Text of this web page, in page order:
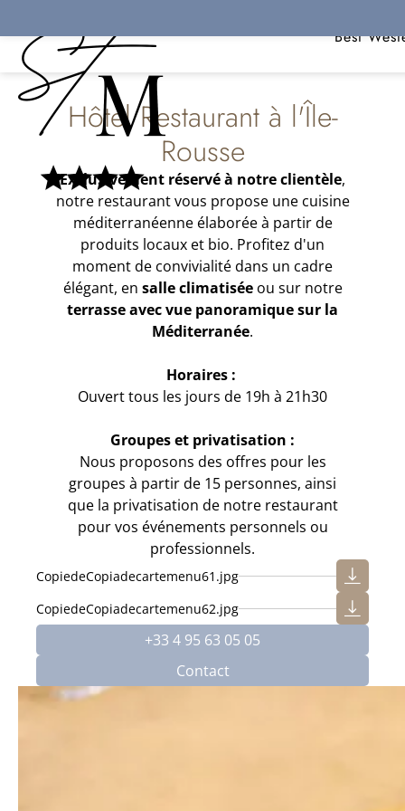
Best
Hôtel Restaurant à l'Île-
Rousse
Exclusivement réservé à notre clientèle,
notre restaurant vous propose une cuisine
méditerranéenne élaborée à partir de
produits locaux et bio. Profitez d'un
moment de convivialité dans un cadre
élégant, en salle climatiséeou sur notre
terrasse avec vue panoramique sur la
Méditerranée.
Horaires :
Ouvert tous les jours de 19h à 21h30
Groupes et privatisation :
Nous proposons des offres pour les
groupes à partir de 15 personnes, ainsi
que la privatisation de notre restaurant
pour vos événements personnels ou
professionnels.
CopiedeCopiadecartemenu61.jpg
CopiedeCopiadecartemenu62.jpg
+33 4 95 63 05 05
Contact